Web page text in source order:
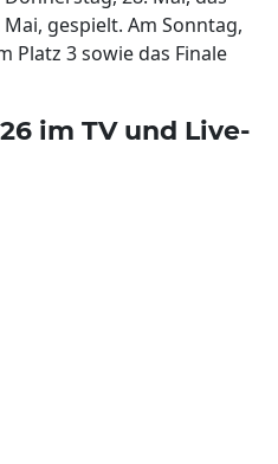
gespielt. Am Sonntag,
Platz 3 sowie das Finale
im TV und Live-